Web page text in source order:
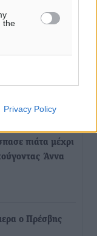
the
Privacy Policy
στην
και
πιάτα μέχρι
Άννα
ο Πρέσβης